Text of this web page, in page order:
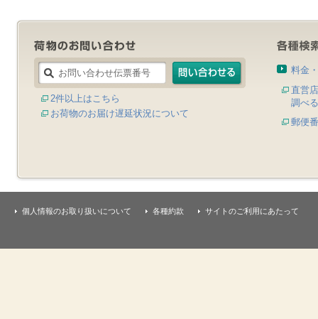
2件以上はこちら
お荷物のお届け遅延状況について
料金
直営
調べる
郵便
個人情報のお取り扱いについて 各種約款 サイトのご利用にあたって